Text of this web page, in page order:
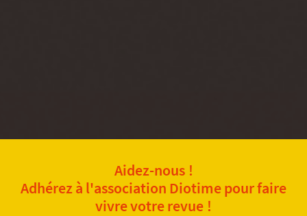
Aidez-nous !
Adhérez à l'association Diotime pour faire
vivre votre revue !